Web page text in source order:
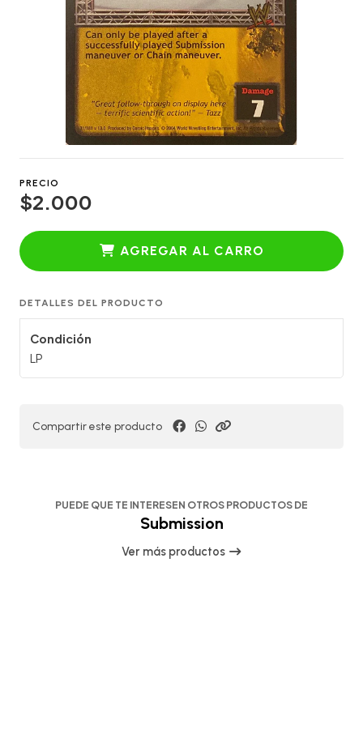
PRECIO
$2.000
AGREGAR AL CARRO
DETALLES DEL PRODUCTO
Condición
LP
Compartir este producto
PUEDE QUE TE INTERESEN OTROS PRODUCTOS DE
Submission
Ver más productos